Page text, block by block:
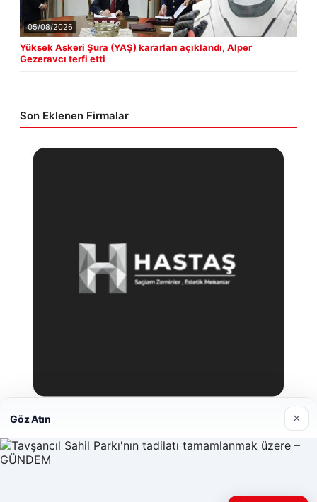
05/08/2026
Yüksek Askeri Şura (YAŞ) kararları açıklandı, Alper
Gezeravcı terfi etti
Son Eklenen Firmalar
Enes Kaplan Avukatlık Bürosu
28/04/2026
Göz Atın ×